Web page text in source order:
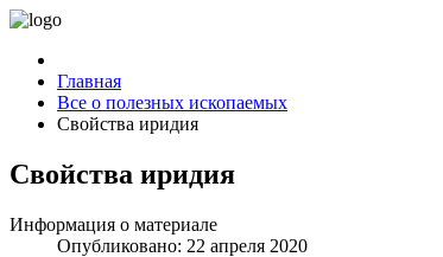
Главная
Все о полезных ископаемых
Свойства иридия
Свойства иридия
Информация о материале
Опубликовано: 22 апреля 2020